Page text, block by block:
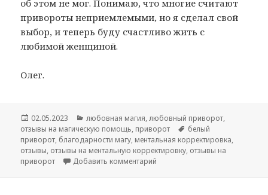
об этом не мог. Понимаю, что многие считают
привороты неприемлемыми, но я сделал свой
выбор, и теперь буду счастливо жить с
любимой женщиной.
Олег.
Опубликовано
02.05.2023 Рубрики
любовная магия,любовный приворот,
отзывы на магическую помощь, приворот Метки
белый
приворот, благодарности магу, ментальная корректировка,
отзывы, отзывы на ментальную корректировку, отзывы на
приворот
Добавить комментарий